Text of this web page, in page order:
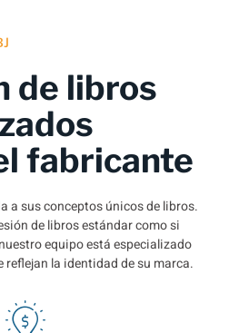
de libros
fabricante
a sus conceptos únicos de libros.
de libros estándar como si
equipo está especializado
reflejan la identidad de su marca.